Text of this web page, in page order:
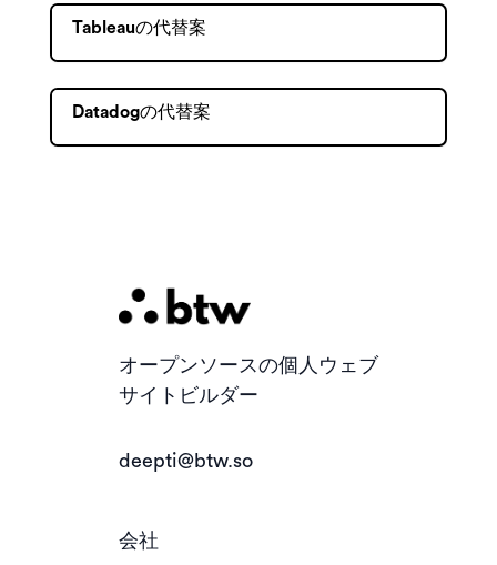
Tableauの代替案
Datadogの代替案
オープンソースの個人ウェブ
サイトビルダー
deepti@btw.so
会社